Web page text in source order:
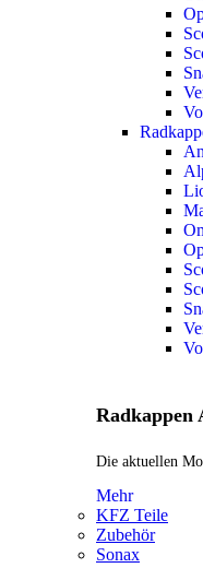
Radkappen
Die aktuellen
Mehr
KFZ Teile
Zubehör
Sonax